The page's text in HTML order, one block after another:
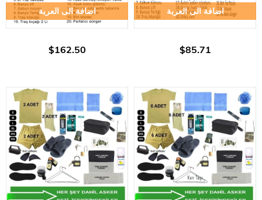
اضافة الى العربة
$162.50
اضافة الى العربة
$85.71